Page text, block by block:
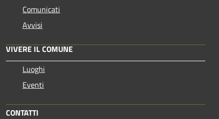
Comunicati
Avvisi
VIVERE IL COMUNE
Luoghi
Eventi
CONTATTI